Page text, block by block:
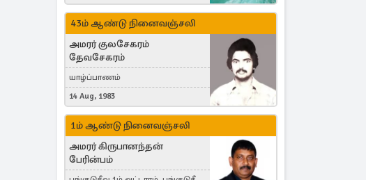
43ம் ஆண்டு நினைவஞ்சலி
அமரர் குலசேகரம்
தேவசேகரம்
யாழ்ப்பாணம்
14 Aug, 1983
1ம் ஆண்டு நினைவஞ்சலி
அமரர் கிருபானந்தன்
பேரின்பம்